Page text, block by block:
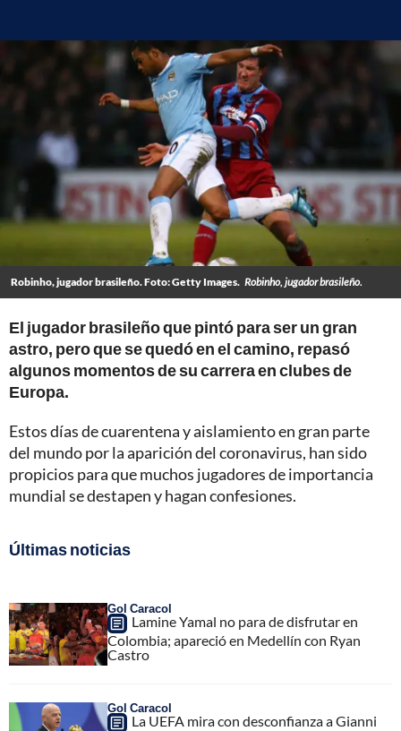
Robinho, jugador brasileño. Foto: Getty Images. Robinho, jugador brasileño.
El jugador brasileño que pintó para ser un gran
astro, pero que se quedó en el camino, repasó
algunos momentos de su carrera en clubes de
Europa.
Estos días de cuarentena y aislamiento en gran parte
del mundo por la aparición del coronavirus, han sido
propicios para que muchos jugadores de importancia
mundial se destapen y hagan confesiones.
Últimas noticias
Gol Caracol
Lamine Yamal no para de disfrutar en
Colombia; apareció en Medellín con Ryan
Castro
Gol Caracol
La UEFA mira con desconfianza a Gianni